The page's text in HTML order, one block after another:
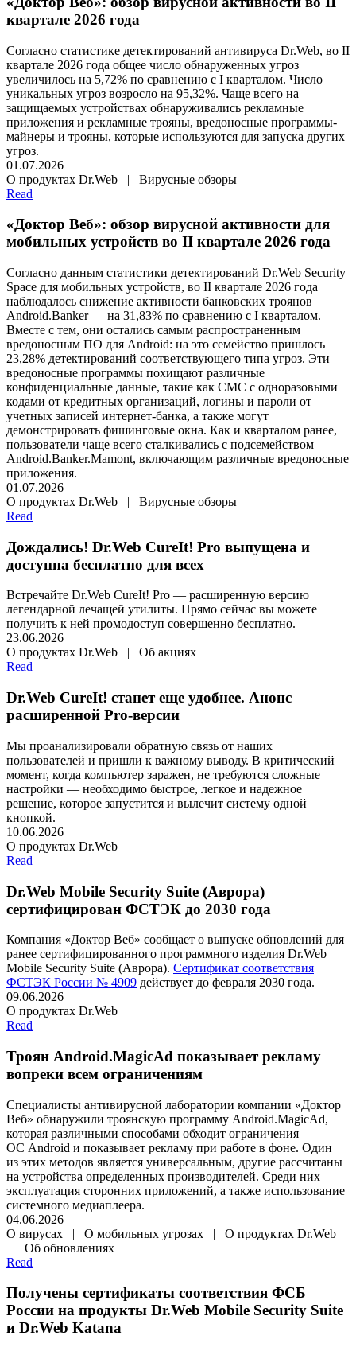
квартале 2026 года
Согласно статистике детектирований антивируса Dr.Web, во II
квартале 2026 года общее число обнаруженных угроз
увеличилось на 5,72% по сравнению с I кварталом. Число
уникальных угроз возросло на 95,32%. Чаще всего на
защищаемых устройствах обнаруживались рекламные
приложения и рекламные трояны, вредоносные программы-
майнеры и трояны, которые используются для запуска других
угроз.
01.07.2026
О продуктах Dr.Web | Вирусные обзоры
Read
«Доктор Веб»: обзор вирусной активности для
мобильных устройств во II квартале 2026 года
Согласно данным статистики детектирований Dr.Web Security
Space для мобильных устройств, во II квартале 2026 года
наблюдалось снижение активности банковских троянов
Android.Banker— на 31,83% по сравнению с I кварталом.
Вместе с тем, они остались самым распространенным
вредоносным ПО для Android: на это семейство пришлось
23,28% детектирований соответствующего типа угроз. Эти
вредоносные программы похищают различные
конфиденциальные данные, такие как СМС с одноразовыми
кодами от кредитных организаций, логины и пароли от
учетных записей интернет-банка, а также могут
демонстрировать фишинговые окна. Как и кварталом ранее,
пользователи чаще всего сталкивались с подсемейством
Android.Banker.Mamont, включающим различные вредоносные
приложения.
01.07.2026
О продуктах Dr.Web | Вирусные обзоры
Read
Дождались! Dr.Web CureIt! Pro выпущена и
доступна бесплатно для всех
Встречайте Dr.Web CureIt! Pro — расширенную версию
легендарной лечащей утилиты. Прямо сейчас вы можете
получить к ней промодоступ совершенно бесплатно.
23.06.2026
О продуктах Dr.Web | Об акциях
Read
Dr.Web CureIt! станет еще удобнее. Анонс
расширенной Pro-версии
Мы проанализировали обратную связь от наших
пользователей и пришли к важному выводу. В критический
момент, когда компьютер заражен, не требуются сложные
настройки — необходимо быстрое, легкое и надежное
решение, которое запустится и вылечит систему одной
кнопкой.
10.06.2026
О продуктах Dr.Web
Read
Dr.Web Mobile Security Suite (Аврора)
сертифицирован ФСТЭК до 2030 года
Компания «Доктор Веб» сообщает о выпуске обновлений для
ранее сертифицированного программного изделия Dr.Web
Mobile Security Suite (Аврора). Сертификат соответствия
ФСТЭК России № 4909 действует до февраля 2030 года.
09.06.2026
О продуктах Dr.Web
Read
Троян Android.MagicAd показывает рекламу
вопреки всем ограничениям
Специалисты антивирусной лаборатории компании «Доктор
Веб» обнаружили троянскую программу Android.MagicAd,
которая различными способами обходит ограничения
ОС Android и показывает рекламу при работе в фоне. Один
из этих методов является универсальным, другие рассчитаны
на устройства определенных производителей. Среди них —
эксплуатация сторонних приложений, а также использование
системного медиаплеера.
04.06.2026
О вирусах | О мобильных угрозах | О продуктах Dr.Web
| Об обновлениях
Read
Получены сертификаты соответствия ФСБ
России на продукты Dr.Web Mobile Security Suite
и Dr.Web Katana